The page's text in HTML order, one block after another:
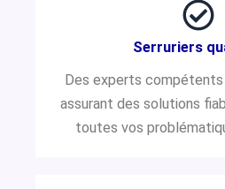
Serruriers
Des experts
assurant des solutions
toutes vos